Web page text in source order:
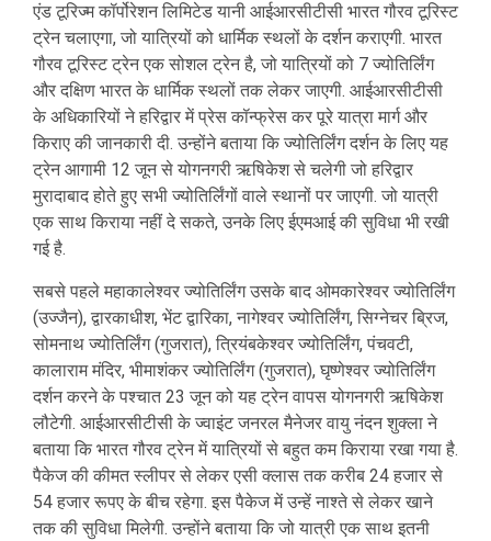
एंड टूरिज्म कॉर्पोरेशन लिमिटेड यानी आईआरसीटीसी भारत गौरव टूरिस्ट
ट्रेन चलाएगा, जो यात्रियों को धार्मिक स्थलों के दर्शन कराएगी. भारत
गौरव टूरिस्ट ट्रेन एक सोशल ट्रेन है, जो यात्रियों को 7 ज्योतिर्लिंग
और दक्षिण भारत के धार्मिक स्थलों तक लेकर जाएगी. आईआरसीटीसी
के अधिकारियों ने हरिद्वार में प्रेस कॉन्फ्रेस कर पूरे यात्रा मार्ग और
किराए की जानकारी दी. उन्होंने बताया कि ज्योतिर्लिंग दर्शन के लिए यह
ट्रेन आगामी 12 जून से योगनगरी ऋषिकेश से चलेगी जो हरिद्वार
मुरादाबाद होते हुए सभी ज्योतिर्लिंगों वाले स्थानों पर जाएगी. जो यात्री
एक साथ किराया नहीं दे सकते, उनके लिए ईएमआई की सुविधा भी रखी
गई है.
सबसे पहले महाकालेश्वर ज्योतिर्लिंग उसके बाद ओमकारेश्वर ज्योतिर्लिंग
(उज्जैन), द्वारकाधीश, भेंट द्वारिका, नागेश्वर ज्योतिर्लिंग, सिग्नेचर ब्रिज,
सोमनाथ ज्योतिर्लिंग (गुजरात), त्रियंबकेश्वर ज्योतिर्लिंग, पंचवटी,
कालाराम मंदिर, भीमाशंकर ज्योतिर्लिंग (गुजरात), घृष्णेश्वर ज्योतिर्लिंग
दर्शन करने के पश्चात 23 जून को यह ट्रेन वापस योगनगरी ऋषिकेश
लौटेगी. आईआरसीटीसी के ज्वाइंट जनरल मैनेजर वायु नंदन शुक्ला ने
बताया कि भारत गौरव ट्रेन में यात्रियों से बहुत कम किराया रखा गया है.
पैकेज की कीमत स्लीपर से लेकर एसी क्लास तक करीब 24 हजार से
54 हजार रूपए के बीच रहेगा. इस पैकेज में उन्हें नाश्ते से लेकर खाने
तक की सुविधा मिलेगी. उन्होंने बताया कि जो यात्री एक साथ इतनी